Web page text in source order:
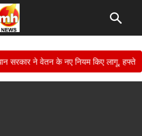
ने वेतन के नए नियम किए लागू, हफ्ते में